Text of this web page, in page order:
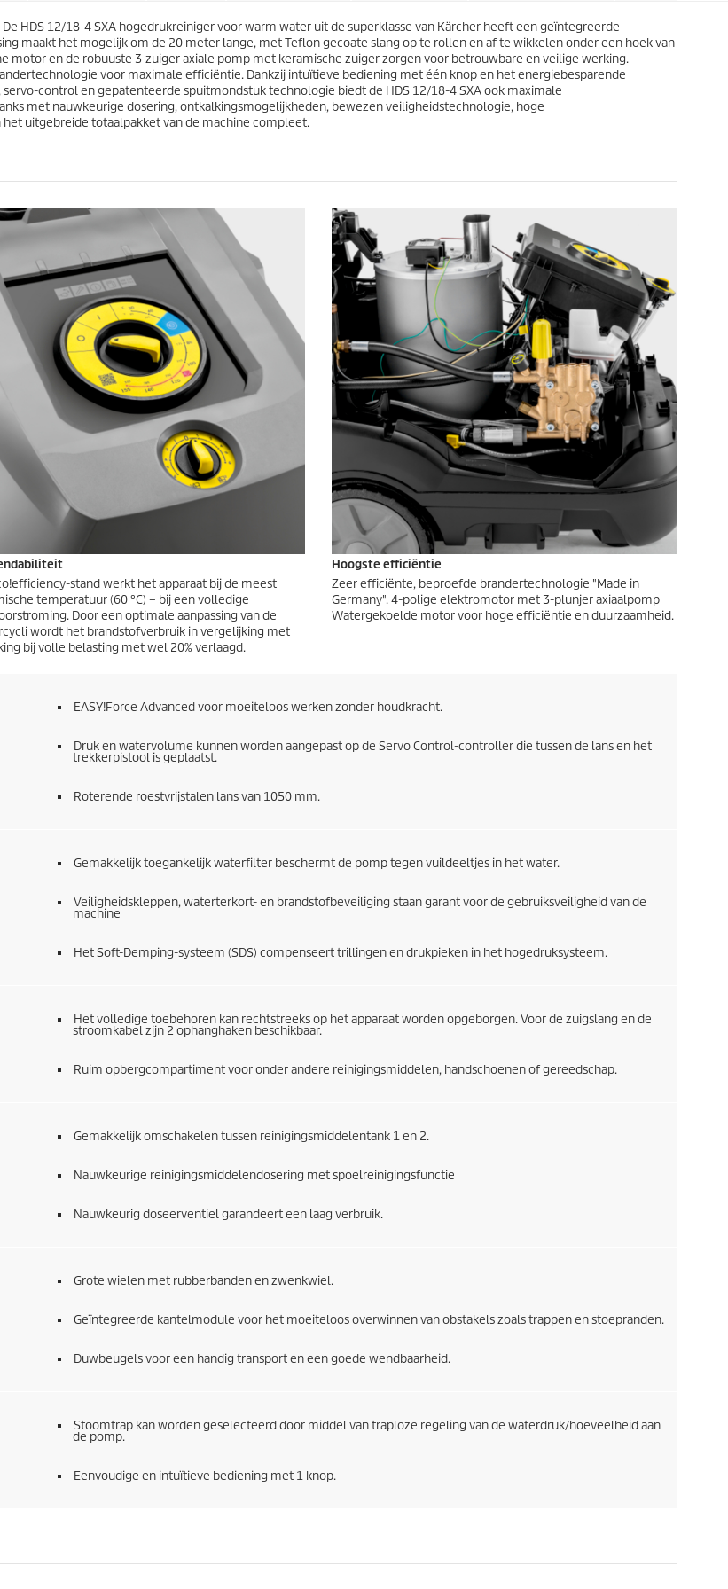
sn
.
s
n
.
HDS 12/18-4 SXA hogedrukreiniger voor warm water uit de superklasse van Kärcher heeft een geïntegreerde
maakt het mogelijk om de 20 meter lange, met Teflon gecoate slang op te rollen en af te wikkelen onder een hoek van
motor en de robuuste 3-zuiger axiale pomp met keramische zuiger zorgen voor betrouwbare en veilige werking.
voor maximale efficiëntie. Dankzij intuïtieve bediening met één knop en het energiebesparende
control en gepatenteerde spuitmondstuk technologie biedt de HDS 12/18-4 SXA ook maximale
met nauwkeurige dosering, ontkalkingsmogelijkheden, bewezen veiligheidstechnologie, hoge
uitgebreide totaalpakket van de machine compleet.
-stand werkt het apparaat bij de meest
temperatuur (60 °C) – bij een volledige
Door een optimale aanpassing van de
wordt het brandstofverbruik in vergelijking met
bij volle belasting met wel 20% verlaagd.
Hoogste efficiëntie
Zeer efficiënte, beproefde brandertechnologie "Made in
Germany". 4-polige elektromotor met 3-plunjer axiaalpomp
Watergekoelde motor voor hoge efficiëntie en duurzaamheid.
EASY!Force Advanced voor moeiteloos werken zonder houdkracht.
Druk en watervolume kunnen worden aangepast op de Servo Control-controller die tussen de lans en het
trekkerpistool is geplaatst.
Roterende roestvrijstalen lans van 1050 mm.
Gemakkelijk toegankelijk waterfilter beschermt de pomp tegen vuildeeltjes in het water.
Veiligheidskleppen, waterterkort- en brandstofbeveiliging staan garant voor de gebruiksveiligheid van de
machine
Het Soft-Demping-systeem (SDS) compenseert trillingen en drukpieken in het hogedruksysteem.
Het volledige toebehoren kan rechtstreeks op het apparaat worden opgeborgen. Voor de zuigslang en de
stroomkabel zijn 2 ophanghaken beschikbaar.
Ruim opbergcompartiment voor onder andere reinigingsmiddelen, handschoenen of gereedschap.
Gemakkelijk omschakelen tussen reinigingsmiddelentank 1 en 2.
Nauwkeurige reinigingsmiddelendosering met spoelreinigingsfunctie
Nauwkeurig doseerventiel garandeert een laag verbruik.
Grote wielen met rubberbanden en zwenkwiel.
Geïntegreerde kantelmodule voor het moeiteloos overwinnen van obstakels zoals trappen en stoepranden.
Duwbeugels voor een handig transport en een goede wendbaarheid.
Stoomtrap kan worden geselecteerd door middel van traploze regeling van de waterdruk/hoeveelheid aan
de pomp.
Eenvoudige en intuïtieve bediening met 1 knop.